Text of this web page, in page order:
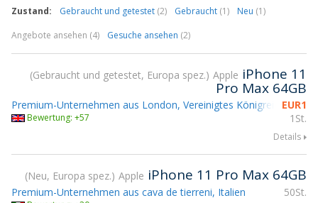
Zustand:
Gebraucht und getestet (2) Gebraucht (1) Neu (1)
Angebote ansehen (4)
Gesuche ansehen (2)
Gebraucht und getestet, Europa spez. Apple iPhone 11
Pro Max 64GB
EUR1
1St.
Premium-Unternehmen aus London, Vereinigtes Königreich
Bewertung: +57
Details
Neu, Europa spez. Apple iPhone 11 Pro Max 64GB
50St.
Premium-Unternehmen aus cava de tierreni, Italien